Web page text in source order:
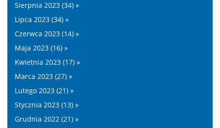
Sierpnia 2023 (34) »
Lipca 2023 (34) »
Czerwca 2023 (14) »
Maja 2023 (16) »
Kwietnia 2023 (17) »
Marca 2023 (27) »
Lutego 2023 (21) »
Stycznia 2023 (13) »
Grudnia 2022 (21) »